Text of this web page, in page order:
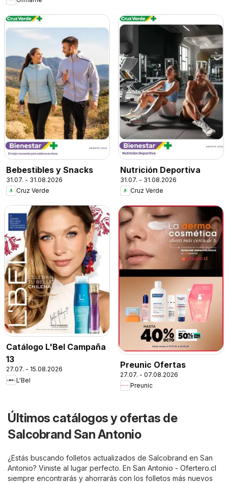
Bebestibles y Snacks
31.07. - 31.08.2026
Cruz Verde
Nutrición Deportiva
31.07. - 31.08.2026
Cruz Verde
Catálogo L'Bel Campaña
13
27.07. - 15.08.2026
L'Bel
Preunic Ofertas
27.07. - 07.08.2026
Preunic
Últimos catálogos y ofertas de
Salcobrand San Antonio
¿Estás buscando folletos actualizados de Salcobrand en San
Antonio? Viniste al lugar perfecto. En San Antonio - Ofertero.cl
siempre encontrarás y ahorrarás con los folletos más nuevos